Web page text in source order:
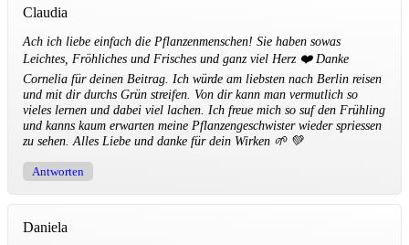
Claudia
Ach ich liebe einfach die Pflanzenmenschen! Sie haben sowas
Leichtes, Fröhliches und Frisches und ganz viel Herz ❤️ Danke
Cornelia für deinen Beitrag. Ich würde am liebsten nach Berlin reisen
und mit dir durchs Grün streifen. Von dir kann man vermutlich so
vieles lernen und dabei viel lachen. Ich freue mich so suf den Frühling
und kanns kaum erwarten meine Pflanzengeschwister wieder spriessen
zu sehen. Alles Liebe und danke für dein Wirken 🌱 💚
Antworten
Daniela